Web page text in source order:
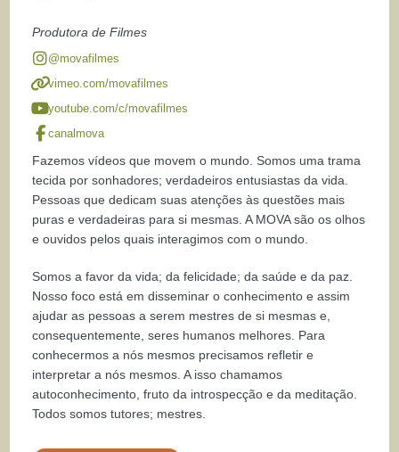
Produtora de Filmes
@movafilmes
vimeo.com/movafilmes
youtube.com/c/movafilmes
canalmova
Fazemos vídeos que movem o mundo. Somos uma trama
tecida por sonhadores; verdadeiros entusiastas da vida.
Pessoas que dedicam suas atenções às questões mais
puras e verdadeiras para si mesmas. A MOVA são os olhos
e ouvidos pelos quais interagimos com o mundo.
Somos a favor da vida; da felicidade; da saúde e da paz.
Nosso foco está em disseminar o conhecimento e assim
ajudar as pessoas a serem mestres de si mesmas e,
consequentemente, seres humanos melhores. Para
conhecermos a nós mesmos precisamos refletir e
interpretar a nós mesmos. A isso chamamos
autoconhecimento, fruto da introspecção e da meditação.
Todos somos tutores; mestres.